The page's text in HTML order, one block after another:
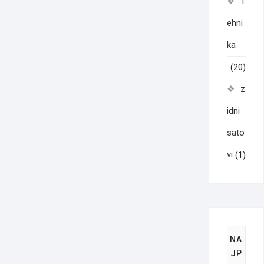
ehni
ka
(20)
z
idni
sato
vi (1)
NA
JP